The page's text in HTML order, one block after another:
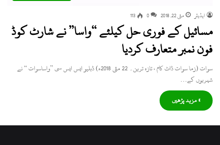
ایڈیٹر مئی 22, 2018 0
113
مسائیل کے فوری حل کیلئے “واسا” نے شارٹ کوڈ
فون نمبر متعارف کردیا
سوات (زما سوات ڈاٹ کام ، تازہ ترین۔ 22 مئی 2018ء) ڈبلیو ایس ایس سی ’’واساسوات ‘‘ نے
شہریوں کے…
» مزید پڑھیں